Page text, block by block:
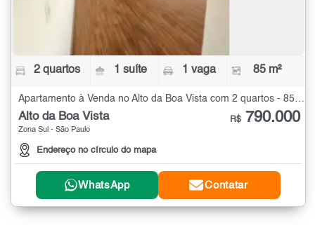
2 quartos 1 suíte 1 vaga 85 m²
Apartamento à Venda no Alto da Boa Vista com 2 quartos - 85 m²
Alto da Boa Vista
Zona Sul - São Paulo
Endereço no círculo do mapa
R$ 790.000
WhatsApp Contatar